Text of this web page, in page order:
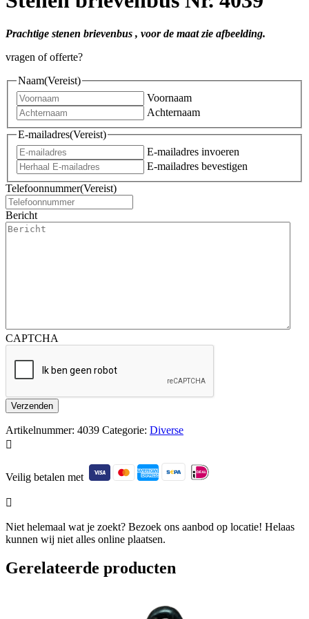
Prachtige stenen brievenbus , voor de maat zie afbeelding.
vragen of offerte?
Naam(Vereist)
Voornaam
Achternaam
E-mailadres(Vereist)
E-mailadres invoeren
E-mailadres bevestigen
Telefoonnummer(Vereist)
Bericht
CAPTCHA
Artikelnummer: 4039 Categorie: Diverse

Veilig betalen met

Niet helemaal wat je zoekt? Bezoek ons aanbod op locatie! Helaas
kunnen wij niet alles online plaatsen.
Gerelateerde producten